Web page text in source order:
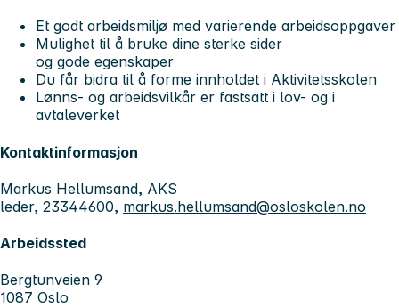
Et godt arbeidsmiljø med varierende arbeidsoppgaver
Mulighet til å bruke dine sterke sider
og gode egenskaper
Du får bidra til å forme innholdet i Aktivitetsskolen
Lønns- og arbeidsvilkår er fastsatt i lov- og i
avtaleverket
Kontaktinformasjon
Markus Hellumsand, AKS
leder, 23344600, markus.hellumsand@osloskolen.no
Arbeidssted
Bergtunveien 9
1087 Oslo